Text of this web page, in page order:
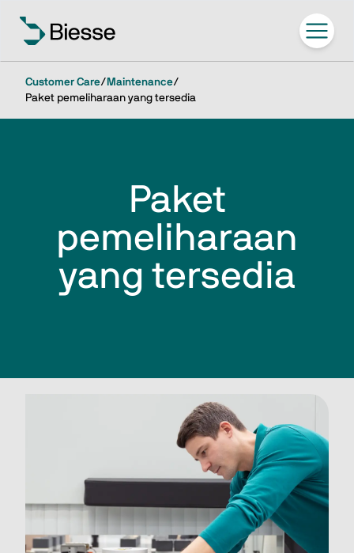
Customer Care/ Maintenance/
Paket pemeliharaan yang tersedia
Paket
pemeliharaan
yang tersedia